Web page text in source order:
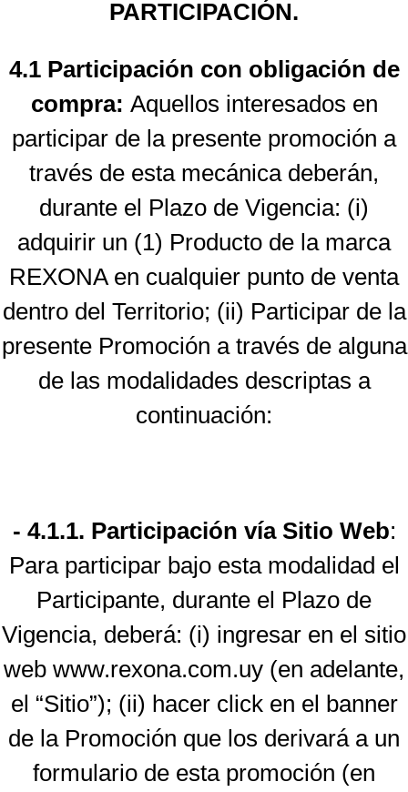
PARTICIPACIÓN.
4.1 Participación con obligación de
compra: Aquellos interesados en
participar de la presente promoción a
través de esta mecánica deberán,
durante el Plazo de Vigencia: (i)
adquirir un (1) Producto de la marca
REXONA en cualquier punto de venta
dentro del Territorio; (ii) Participar de la
presente Promoción a través de alguna
de las modalidades descriptas a
continuación:
- 4.1.1. Participación vía Sitio Web:
Para participar bajo esta modalidad el
Participante, durante el Plazo de
Vigencia, deberá: (i) ingresar en el sitio
web www.rexona.com.uy (en adelante,
el “Sitio”); (ii) hacer click en el banner
de la Promoción que los derivará a un
formulario de esta promoción (en